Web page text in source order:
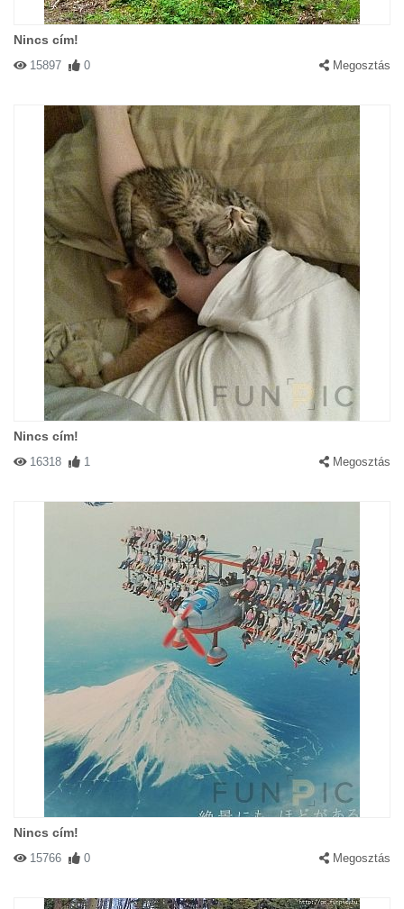
Nincs cím!
15897 0 Megosztás
Nincs cím!
16318 1 Megosztás
Nincs cím!
15766 0 Megosztás